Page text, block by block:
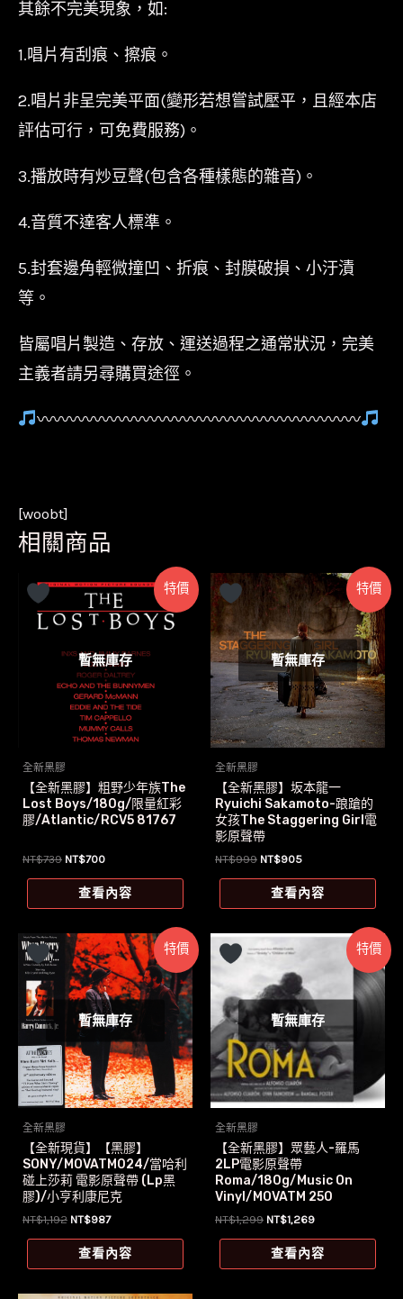
其餘不完美現象，如:
1.唱片有刮痕、擦痕。
2.唱片非呈完美平面(變形若想嘗試壓平，且經本店
評估可行，可免費服務)。
3.播放時有炒豆聲(包含各種樣態的雜音)。
4.音質不達客人標準。
5.封套邊角輕微撞凹、折痕、封膜破損、小汙漬
等。
皆屬唱片製造、存放、運送過程之通常狀況，完美
主義者請另尋購買途徑。
〰〰〰〰〰〰〰〰〰〰〰〰〰〰〰〰〰〰〰〰
[woobt]
相關商品
特價
暫無庫存
全新黑膠
【全新黑膠】粗野少年族The
Lost Boys/180g/限量紅彩
膠/Atlantic/RCV5 81767
NT$739 原
格：
NT$700目
價
格：
查看內容
特價
暫無庫存
全新黑膠
【全新黑膠】坂本龍一
Ryuichi Sakamoto-踉蹌的
女孩The Staggering Girl電
影原聲帶
NT$999 原
格：
NT$905目
價
格：
查看內容
特價
暫無庫存
全新黑膠
【全新現貨】【黑膠】
SONY/MOVATM024/當哈利
碰上莎莉 電影原聲帶 (Lp黑
膠)/小亨利康尼克
NT$1,192 原
價
格：
NT$987目
價
格：
查看內容
特價
暫無庫存
全新黑膠
【全新黑膠】眾藝人-羅馬
2LP電影原聲帶
Roma/180g/Music On
Vinyl/MOVATM 250
NT$1,299 原
價
格：
NT$1,269目
價
格：
查看內容